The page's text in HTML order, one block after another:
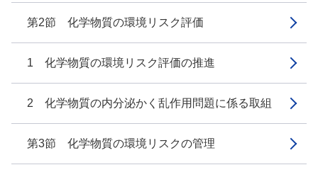
第2節 化学物質の環境リスク評価
1 化学物質の環境リスク評価の推進
2 化学物質の内分泌かく乱作用問題に係る取組
第3節 化学物質の環境リスクの管理